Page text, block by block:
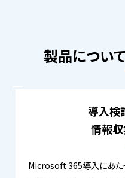
製品につい
導入検
情報
Microsoft 365導入にあた